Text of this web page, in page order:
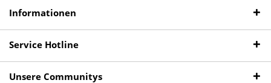
Informationen
Service Hotline
Unsere Communitys